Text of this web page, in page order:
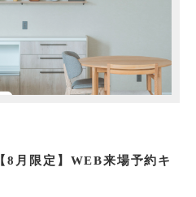
8月限定】WEB来場予約キ